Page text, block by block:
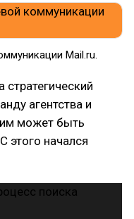
Mail.ru.
стратегический
агентства и
может быть
этого начался